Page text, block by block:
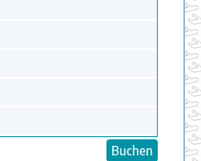
Buchen